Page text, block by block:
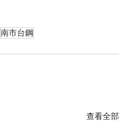
南市台鋼
查看全部